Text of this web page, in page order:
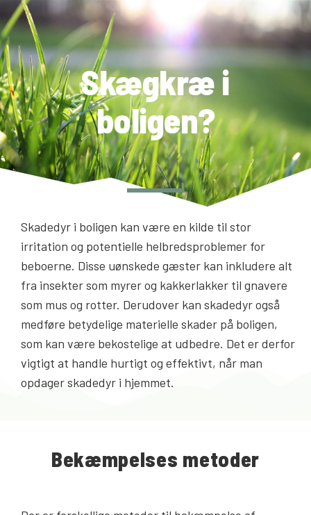
Skægkræ i
boligen?
Skadedyr i boligen kan være en kilde til stor
irritation og potentielle helbredsproblemer for
beboerne. Disse uønskede gæster kan inkludere alt
fra insekter som myrer og kakkerlakker til gnavere
som mus og rotter. Derudover kan skadedyr også
medføre betydelige materielle skader på boligen,
som kan være bekostelige at udbedre. Det er derfor
vigtigt at handle hurtigt og effektivt, når man
opdager skadedyr i hjemmet.
Bekæmpelses metoder